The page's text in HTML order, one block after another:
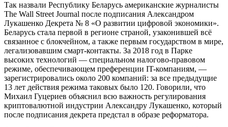
Так назвали Республику Беларусь американские журналисты
The Wall Street Journal после подписания Александром
Лукашенко Декрета № 8 «О развитии цифровой экономики».
Беларусь стала первой в регионе страной, узаконившей всё
связанное с блокчейном, а также первым государством в мире,
легализовавшим смарт-контакты. За 2018 год в Парке
высоких технологий — специальном налогово-правовом
режиме, обеспечивающем преференции IT-компаниям, —
зарегистрировались около 200 компаний: за все предыдущие
13 лет действия режима таковых было 120. Говорили, что
Михаил Гуцериев объяснил всю важность регулирования
криптовалютной индустрии Александру Лукашенко, который
после подписания декрета предстал в образе реформатора.